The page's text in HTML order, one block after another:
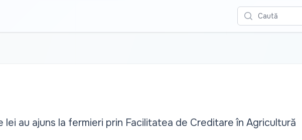
Caută
au ajuns la fermieri prin Facilitatea de Creditare în Agricultură